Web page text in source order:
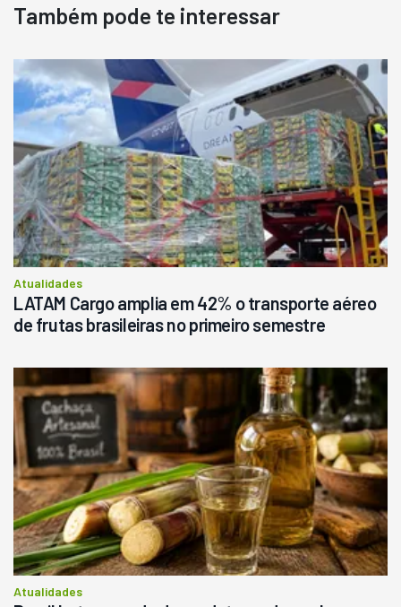
Também pode te interessar
Atualidades
LATAM Cargo amplia em 42% o transporte aéreo
de frutas brasileiras no primeiro semestre
Atualidades